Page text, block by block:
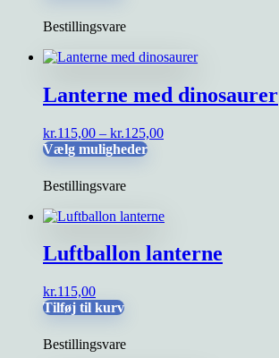
Bestillingsvare
Lanterne med dinosaurer
kr.115,00 – kr.125,00Prisinterval:
Vælg mulighederDette
varianter.
kan
vælges
Bestillingsvare
Luftballon lanterne
kr.115,00
Tilføj til kurv
Bestillingsvare